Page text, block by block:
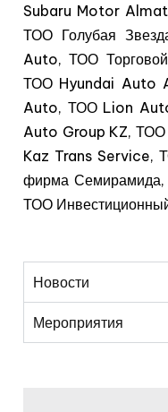
Subaru Motor
ТОО Голубая
Auto, ТОО
ТОО Hyundai Auto
Auto, ТОО Lion
Auto Group KZ,
Kaz Trans Service,
фирма
ТОО
Новости
Мероприятия